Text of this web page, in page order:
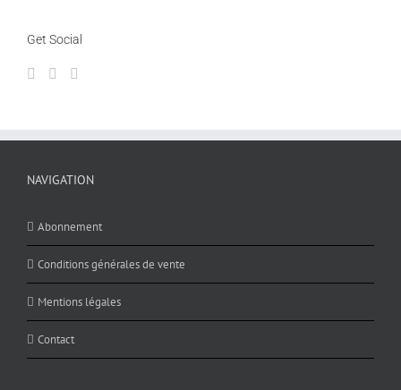
Get Social
NAVIGATION
Abonnement
Conditions générales de vente
Mentions légales
Contact